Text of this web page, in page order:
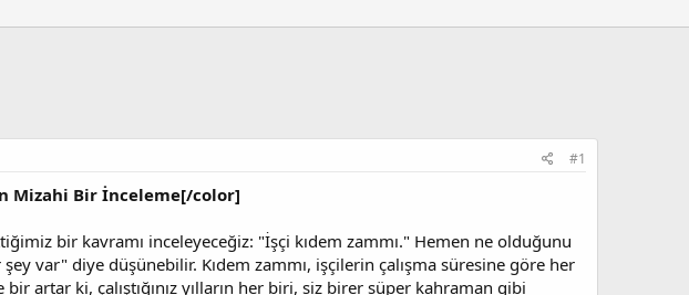
#1
Mizahi Bir İnceleme[/color]
bir kavramı inceleyeceğiz: "İşçi kıdem zammı." Hemen ne olduğunu
var" diye düşünebilir. Kıdem zammı, işçilerin çalışma süresine göre her
artar ki, çalıştığınız yılların her biri, siz birer süper kahraman gibi